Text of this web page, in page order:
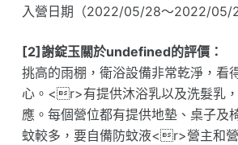
入營日期（2022/05/28～2022/05/
[2]謝錠玉關於undefined的評價：
挑高的雨棚，衛浴設備非常乾淨，看
心。<r>有提供沐浴乳以及洗髮乳
應。每個營位都有提供地墊、桌子
蚊較多，要自備防蚊液<r>營主和營